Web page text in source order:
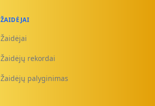
ŽAIDĖJAI
Žaidėjai
Žaidėjų rekordai
Žaidėjų palyginimas